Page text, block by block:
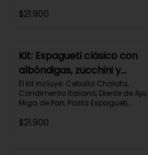
$21.900
Kit: Espagueti clásico con
albóndigas, zucchini y
parmesano-92
El kit incluye: Cebolla Chalota,
Condimento Italiano, Diente de Ajo,
Miga de Pan, Pasta Espagueti,
Molida (150g/p), Salsa de Tomates
$21.900